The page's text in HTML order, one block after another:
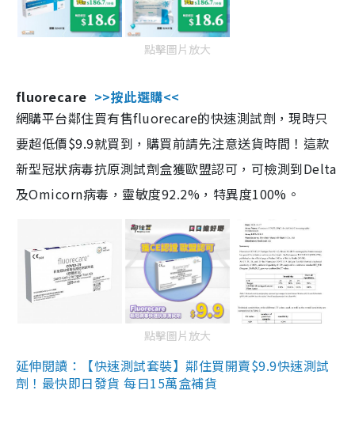
點擊圖片放大
fluorecare >>按此選購<<
網購平台鄰住買有售fluorecare的快速測試劑，現時只
要超低價$9.9就買到，購買前請先注意送貨時間！這款
新型冠狀病毒抗原測試劑盒獲歐盟認可，可檢測到Delta
及Omicorn病毒，靈敏度92.2%，特異度100%。
點擊圖片放大
延伸閱讀：【快速測試套裝】鄰住買開賣$9.9快速測試
劑！最快即日發貨 每日15萬盒補貨